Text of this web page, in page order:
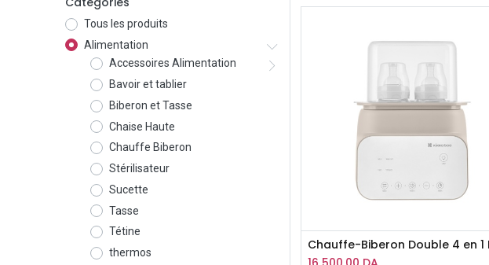
Tous les produits
Alimentation
Accessoires Alimentation
Bavoir et tablier
Biberon et Tasse
Chaise Haute
Chauffe Biberon
Stérilisateur
Sucette
Tasse
Tétine
thermos